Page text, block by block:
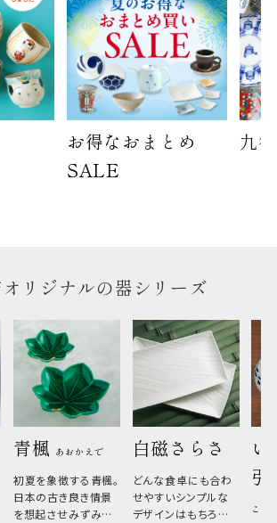
お得なおまとめ
SALE
九
リジナルの器シリーズ
青楓 あおかえで
初夏を象徴する青楓。
日本の古き良き情景
を想起させみずみず
白磁さらさ
どんな食卓にも合わ
せやすいシンプルな
デザインはもちろん、
い
こひ